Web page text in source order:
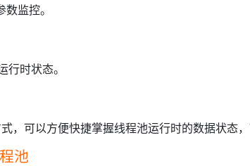
监控。
行时状态。
，可以方便快捷掌握线程池运行时的数据状态
池